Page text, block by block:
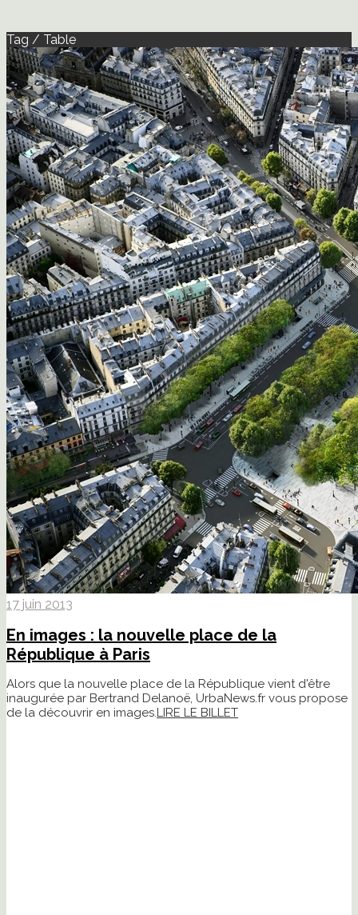
Tag / Table
17 juin 2013
En images : la nouvelle place de la
République à Paris
Alors que la nouvelle place de la République vient d'être
inaugurée par Bertrand Delanoë, UrbaNews.fr vous propose
de la découvrir en images.LIRE LE BILLET